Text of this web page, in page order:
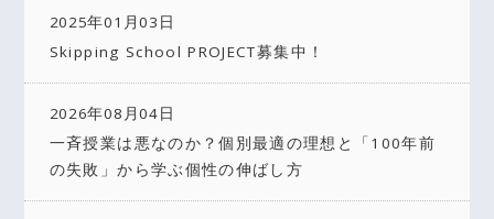
2025年01月03日
Skipping School PROJECT募集中！
2026年08月04日
一斉授業は悪なのか？個別最適の理想と「100年前
の失敗」から学ぶ個性の伸ばし方